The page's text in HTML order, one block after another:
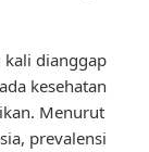
kali dianggap
kesehatan
Menurut
prevalensi